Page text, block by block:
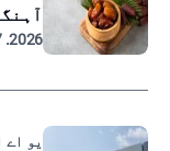
2026. 07. 21
یو اے